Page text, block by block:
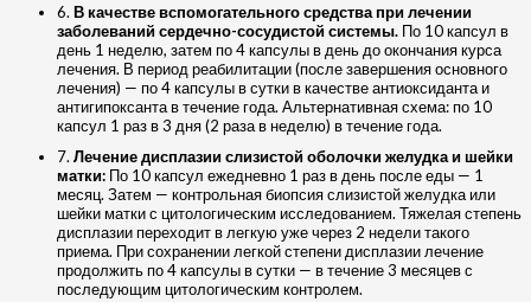
6. В качестве вспомогательного средства при лечении
заболеваний сердечно-сосудистой системы. По 10 капсул в
день 1 неделю, затем по 4 капсулы в день до окончания курса
лечения. В период реабилитации (после завершения основного
лечения) — по 4 капсулы в сутки в качестве антиоксиданта и
антигипоксанта в течение года. Альтернативная схема: по 10
капсул 1 раз в 3 дня (2 раза в неделю) в течение года.
7. Лечение дисплазии слизистой оболочки желудка и шейки
матки: По 10 капсул ежедневно 1 раз в день после еды — 1
месяц. Затем — контрольная биопсия слизистой желудка или
шейки матки с цитологическим исследованием. Тяжелая степень
дисплазии переходит в легкую уже через 2 недели такого
приема. При сохранении легкой степени дисплазии лечение
продолжить по 4 капсулы в сутки — в течение 3 месяцев с
последующим цитологическим контролем.